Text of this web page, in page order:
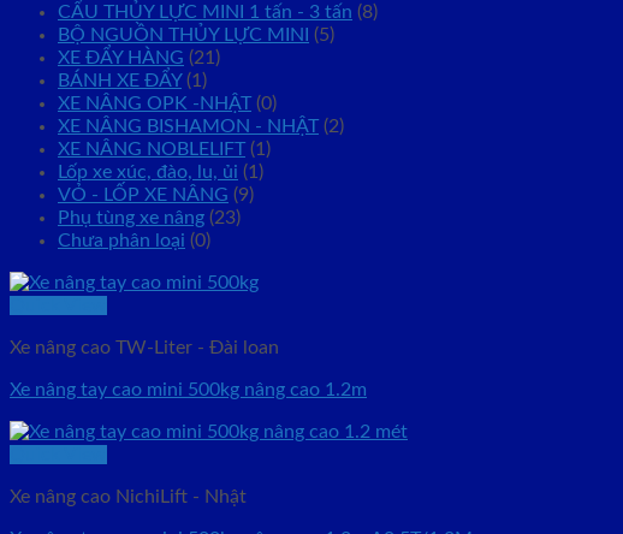
CẨU THỦY LỰC MINI 1 tấn - 3 tấn (8)
BỘ NGUỒN THỦY LỰC MINI
(5)
XE ĐẨY HÀNG (21)
BÁNH XE ĐẨY (1)
XE NÂNG OPK -NHẬT (0)
XE NÂNG BISHAMON - NHẬT (2)
XE NÂNG NOBLELIFT (1)
Lốp xe xúc, đào, lu, ủi (1)
VỎ - LỐP XE NÂNG (9)
Phụ tùng xe nâng (23)
Chưa phân loại (0)
Xe nâng cao TW-Liter - Đài loan
Xe nâng tay cao mini 500kg nâng cao 1.2m
Xe nâng cao NichiLift - Nhật